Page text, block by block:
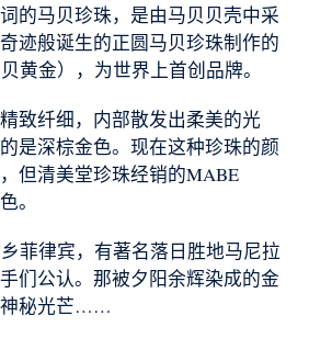
的马贝珍珠，是由马贝贝壳中采
迹般诞生的正圆马贝珍珠制作的
黄金），为世界上首创品牌。
致纤细，内部散发出柔美的光
是深棕金色。现在这种珍珠的颜
但清美堂珍珠经销的MABE
。
菲律宾，有著名落日胜地马尼拉
们公认。那被夕阳余辉染成的金
神秘光芒……